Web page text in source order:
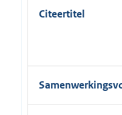
Citeertitel